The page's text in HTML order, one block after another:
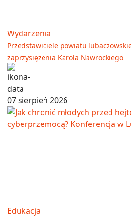
Wydarzenia
Przedstawiciele powiatu
zaprzysiężenia Karola Nawrockiego
07 sierpień 2026
Edukacja